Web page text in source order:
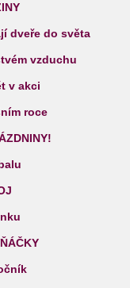
dveře do světa
vzduchu
v akci
roce